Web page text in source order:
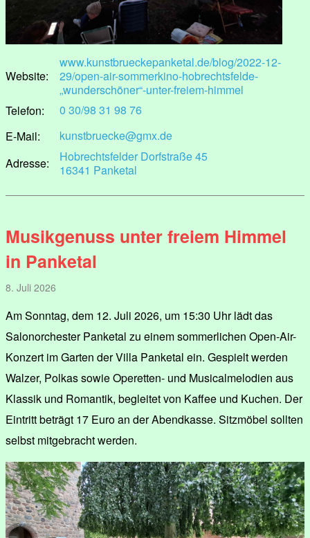
Website:
www.kunstbrueckepanketal.de/blog/2022-12-
29/open-air-sommerkino-hobrechtsfelde-
„wunderschöner“-unter-freiem-himmel
Telefon:
0 30/98 31 98 76
E-Mail:
kunstbruecke@gmx.de
Adresse:
Hobrechtsfelder Dorfstraße 45
16341 Panketal
Musikgenuss unter freiem Himmel
in Panketal
8. Juli 2026
Am Sonntag, dem 12. Juli 2026, um 15:30 Uhr lädt das
Salonorchester Panketal zu einem sommerlichen Open-Air-
Konzert im Garten der Villa Panketal ein. Gespielt werden
Walzer, Polkas sowie Operetten- und Musicalmelodien aus
Klassik und Romantik, begleitet von Kaffee und Kuchen. Der
Eintritt beträgt 17 Euro an der Abendkasse. Sitzmöbel sollten
selbst mitgebracht werden.